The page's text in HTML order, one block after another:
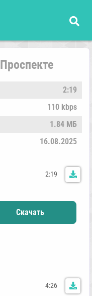
2:19
110 kbps
1.84 МБ
16.08.2025
2:19
Скачать
4:26